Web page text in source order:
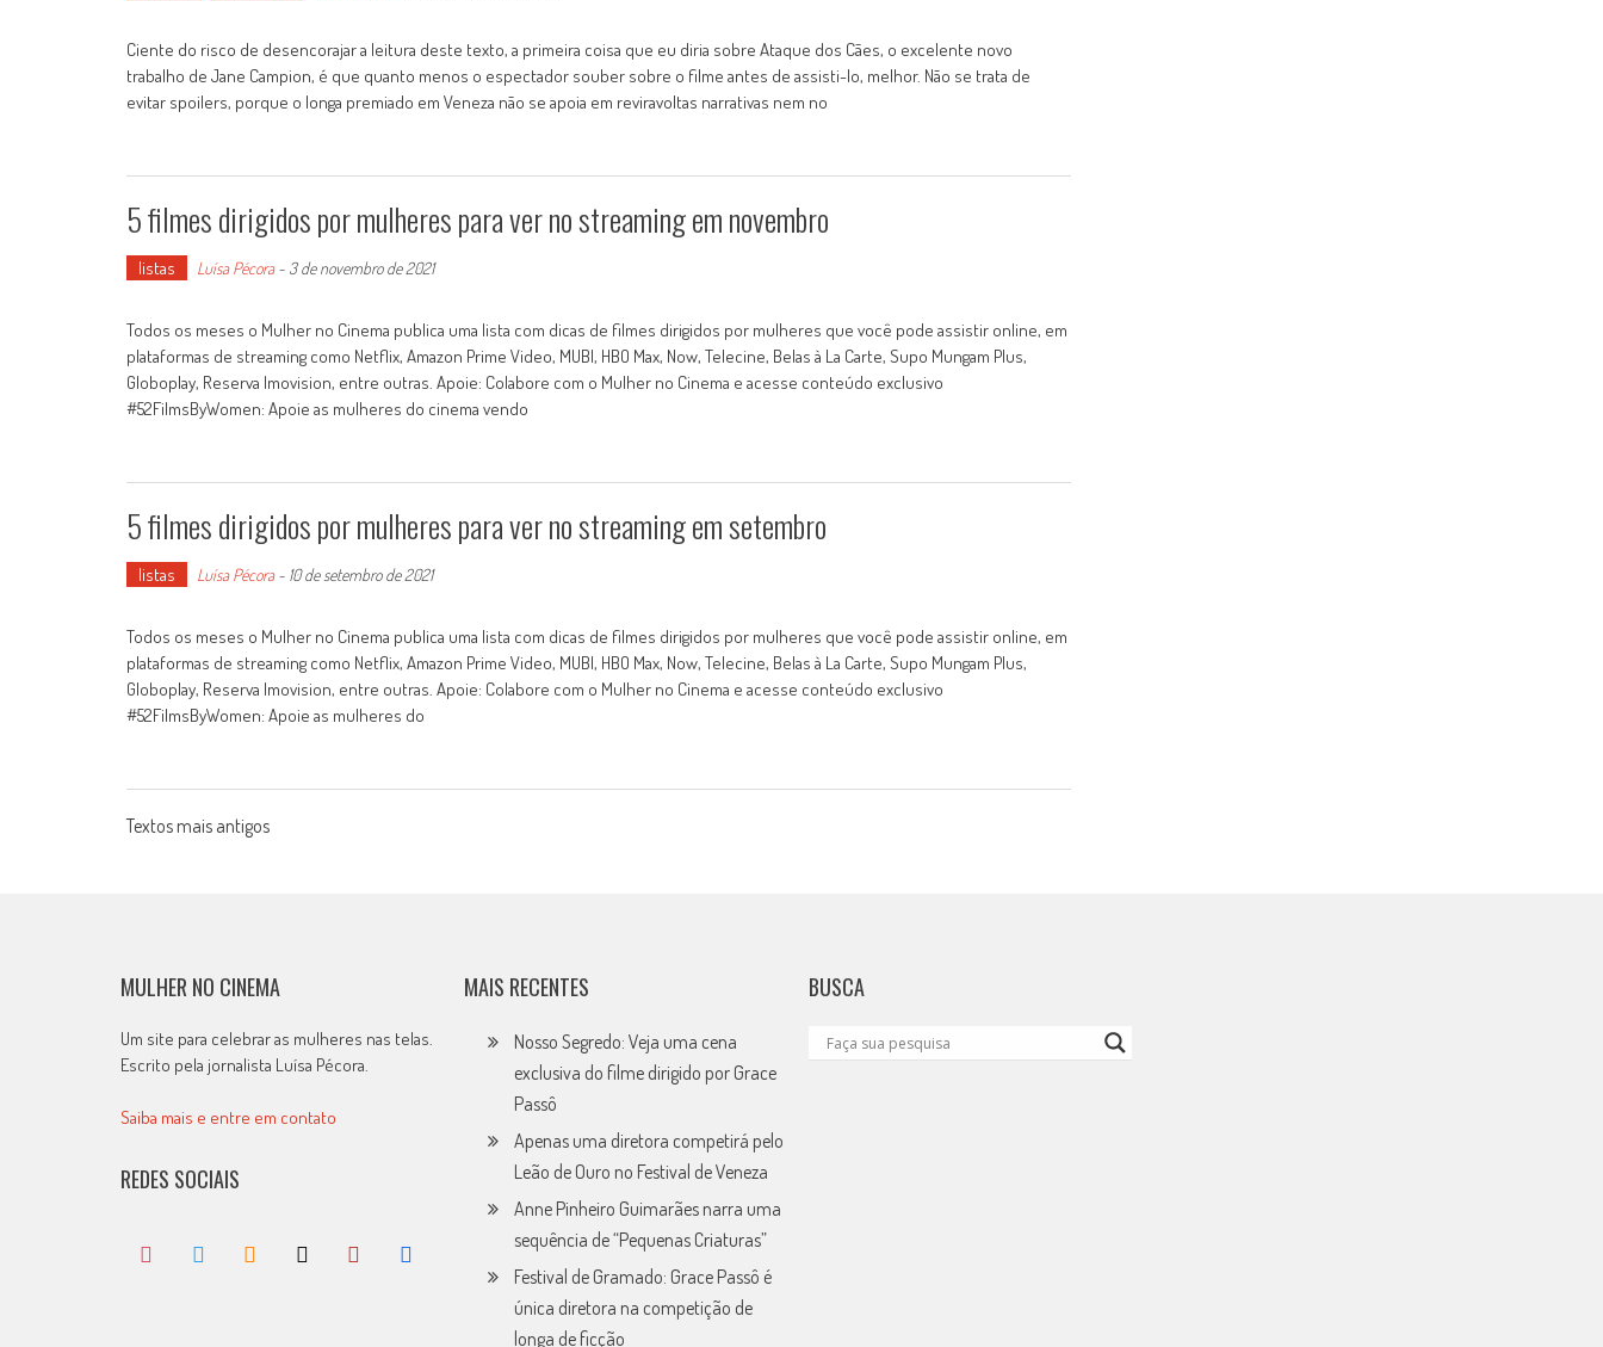
Ciente do risco de desencorajar a leitura deste texto, a primeira coisa que eu diria sobre Ataque dos Cães, o excelente novo
trabalho de Jane Campion, é que quanto menos o espectador souber sobre o filme antes de assisti-lo, melhor. Não se trata de
evitar spoilers, porque o longa premiado em Veneza não se apoia em reviravoltas narrativas nem no
5 filmes dirigidos por mulheres para ver no streaming em novembro
listas Luísa Pécora- 3 de novembro de 2021
Todos os meses o Mulher no Cinema publica uma lista com dicas de filmes dirigidos por mulheres que você pode assistir online, em
plataformas de streaming como Netflix, Amazon Prime Video, MUBI, HBO Max, Now, Telecine, Belas à La Carte, Supo Mungam Plus,
Globoplay, Reserva Imovision, entre outras. Apoie: Colabore com o Mulher no Cinema e acesse conteúdo exclusivo
#52FilmsByWomen: Apoie as mulheres do cinema vendo
5 filmes dirigidos por mulheres para ver no streaming em setembro
listas Luísa Pécora- 10 de setembro de 2021
Todos os meses o Mulher no Cinema publica uma lista com dicas de filmes dirigidos por mulheres que você pode assistir online, em
plataformas de streaming como Netflix, Amazon Prime Video, MUBI, HBO Max, Now, Telecine, Belas à La Carte, Supo Mungam Plus,
Globoplay, Reserva Imovision, entre outras. Apoie: Colabore com o Mulher no Cinema e acesse conteúdo exclusivo
#52FilmsByWomen: Apoie as mulheres do
Posts
Textos mais antigos
MULHER NO CINEMA
Um site para celebrar as mulheres nas telas.
Escrito pela jornalista Luísa Pécora.
Saiba mais e entre em contato
REDES SOCIAIS
MAIS RECENTES
Nosso Segredo: Veja uma cena
exclusiva do filme dirigido por Grace
Passô
Apenas uma diretora competirá pelo
Leão de Ouro no Festival de Veneza
Anne Pinheiro Guimarães narra uma
sequência de “Pequenas Criaturas”
Festival de Gramado: Grace Passô é
única diretora na competição de
longa de ficção
BUSCA